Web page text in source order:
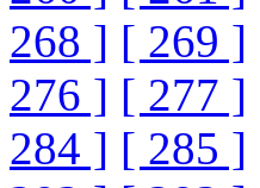
268 ] [ 269 ]
276 ] [ 277 ]
284 ] [ 285 ]